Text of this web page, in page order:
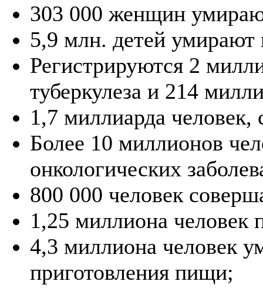
303 000 женщин
5,9 млн. детей умирают
Регистрируются 2
туберкулеза и 214
1,7 миллиарда
Более 10 миллионов
онкологических
800 000 человек
1,25 миллиона человек
4,3 миллиона человек
приготовления пищи;